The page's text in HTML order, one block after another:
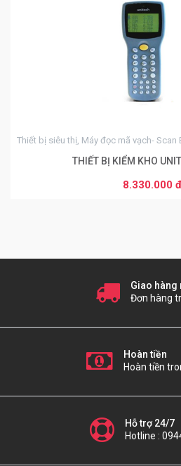
Thiết bị siêu thị, Máy đọc mã vạch-
THIẾT BỊ KIỂM KHO
8.330.000 đ
0
THÊM VÀO GIỎ
Giao hàng
Đơn hàng
Hoàn tiền
Hoàn tiền
Hỗ trợ 24/7
Hotline :